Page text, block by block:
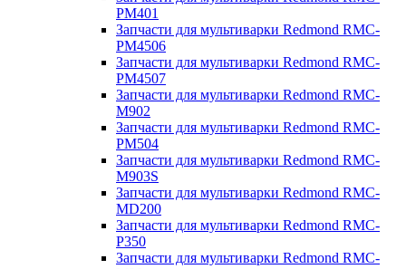
PM401
Запчасти для мультиварки Redmond RMC-
PM4506
Запчасти для мультиварки Redmond RMC-
PM4507
Запчасти для мультиварки Redmond RMC-
M902
Запчасти для мультиварки Redmond RMC-
PM504
Запчасти для мультиварки Redmond RMC-
M903S
Запчасти для мультиварки Redmond RMC-
MD200
Запчасти для мультиварки Redmond RMC-
P350
Запчасти для мультиварки Redmond RMC-